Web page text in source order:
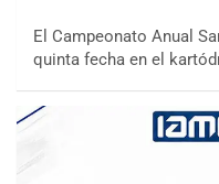
El Campeonato Anual
quinta fecha en el